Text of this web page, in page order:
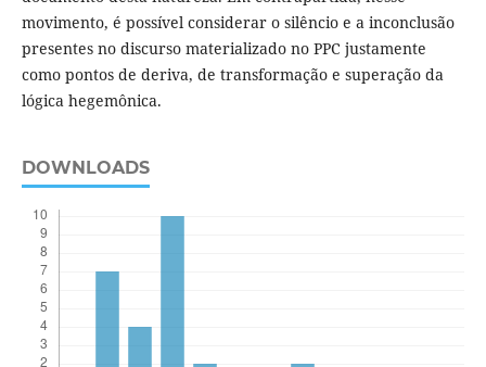
movimento, é possível considerar o silêncio e a inconclusão
presentes no discurso materializado no PPC justamente
como pontos de deriva, de transformação e superação da
lógica hegemônica.
DOWNLOADS